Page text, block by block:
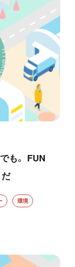
も。 FUN
環境